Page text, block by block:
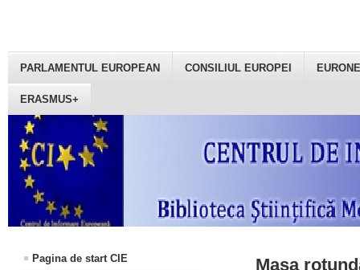
PARLAMENTUL EUROPEAN CONSILIUL EUROPEI
ERASMUS+
Pagina de start CIE
Masa